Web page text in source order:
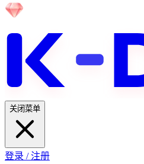
关闭菜单
登录 / 注册